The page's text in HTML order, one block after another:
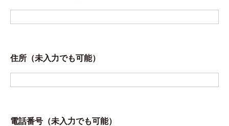
住所（未入力でも可能）
電話番号（未入力でも可能）